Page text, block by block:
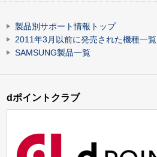
製品別サポート情報トップ
2011年3月以前に発売された機種一覧
SAMSUNG製品一覧
dポイントクラブ